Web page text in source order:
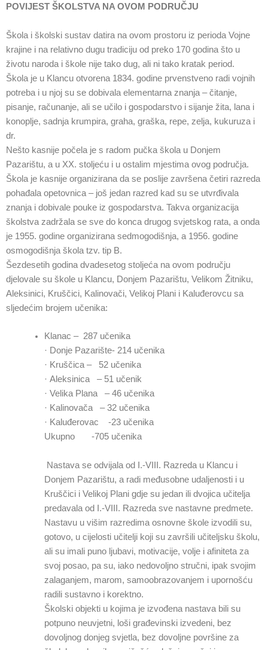
POVIJEST ŠKOLSTVA NA OVOM PODRUČJU
Škola i školski sustav datira na ovom prostoru iz perioda Vojne
krajine i na relativno dugu tradiciju od preko 170 godina što u
životu naroda i škole nije tako dug, ali ni tako kratak period.
Škola je u Klancu otvorena 1834. godine prvenstveno radi vojnih
potreba i u njoj su se dobivala elementarna znanja – čitanje,
pisanje, računanje, ali se učilo i gospodarstvo i sijanje žita, lana i
konoplje, sadnja krumpira, graha, graška, repe, zelja, kukuruza i
dr.
Nešto kasnije počela je s radom pučka škola u Donjem
Pazarištu, a u XX. stoljeću i u ostalim mjestima ovog područja.
Škola je kasnije organizirana da se poslije završena četiri razreda
pohađala opetovnica – još jedan razred kad su se utvrđivala
znanja i dobivale pouke iz gospodarstva. Takva organizacija
školstva zadržala se sve do konca drugog svjetskog rata, a onda
je 1955. godine organizirana sedmogodišnja, a 1956. godine
osmogodišnja škola tzv. tip B.
Šezdesetih godina dvadesetog stoljeća na ovom području
djelovale su škole u Klancu, Donjem Pazarištu, Velikom Žitniku,
Aleksinici, Kruščici, Kalinovači, Velikoj Plani i Kaluđerovcu sa
sljedećim brojem učenika:
Klanac – 287 učenika
· Donje Pazarište- 214 učenika
· Kruščica – 52 učenika
· Aleksinica – 51 učenik
· Velika Plana – 46 učenika
· Kalinovača – 32 učenika
· Kaluđerovac -23 učenika
Ukupno -705 učenika
Nastava se odvijala od I.-VIII. Razreda u Klancu i
Donjem Pazarištu, a radi međusobne udaljenosti i u
Kruščici i Velikoj Plani gdje su jedan ili dvojica učitelja
predavala od I.-VIII. Razreda sve nastavne predmete.
Nastavu u višim razredima osnovne škole izvodili su,
gotovo, u cijelosti učitelji koji su završili učiteljsku školu,
ali su imali puno ljubavi, motivacije, volje i afiniteta za
svoj posao, pa su, iako nedovoljno stručni, ipak svojim
zalaganjem, marom, samoobrazovanjem i upornošću
radili sustavno i korektno.
Školski objekti u kojima je izvođena nastava bili su
potpuno neuvjetni, loši građevinski izvedeni, bez
dovoljnog donjeg svjetla, bez dovoljne površine za